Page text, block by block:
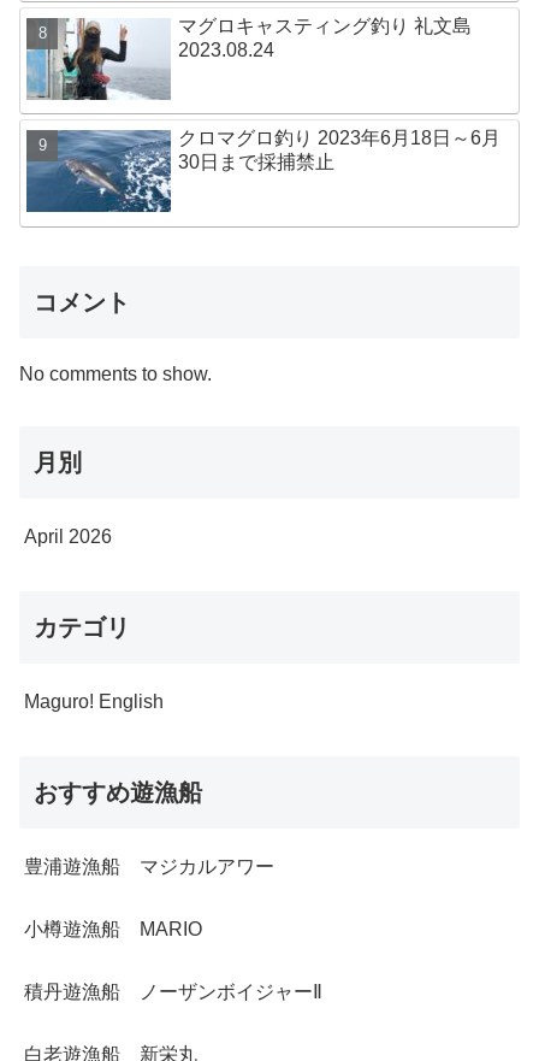
マグロキャスティング釣り 礼文島
2023.08.24
クロマグロ釣り 2023年6月18日～6月
30日まで採捕禁止
コメント
No comments to show.
月別
April 2026
カテゴリ
Maguro! English
おすすめ遊漁船
豊浦遊漁船 マジカルアワー
小樽遊漁船 MARIO
積丹遊漁船 ノーザンボイジャーⅡ
白老遊漁船 新栄丸